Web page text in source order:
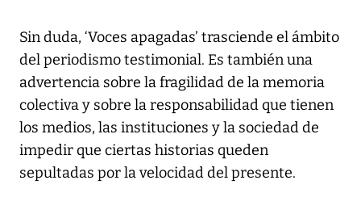
Sin duda, ‘Voces apagadas’ trasciende el ámbito
del periodismo testimonial. Es también una
advertencia sobre la fragilidad de la memoria
colectiva y sobre la responsabilidad que tienen
los medios, las instituciones y la sociedad de
impedir que ciertas historias queden
sepultadas por la velocidad del presente.